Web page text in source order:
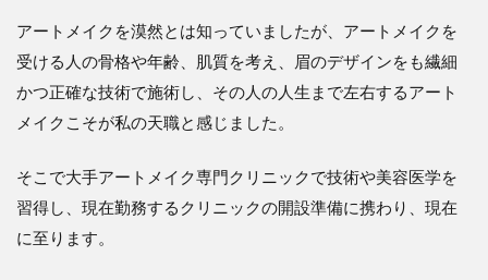
アートメイクを漠然とは知っていましたが、アートメイクを
受ける人の骨格や年齢、肌質を考え、眉のデザインをも繊細
かつ正確な技術で施術し、その人の人生まで左右するアート
メイクこそが私の天職と感じました。
そこで大手アートメイク専門クリニックで技術や美容医学を
習得し、現在勤務するクリニックの開設準備に携わり、現在
に至ります。